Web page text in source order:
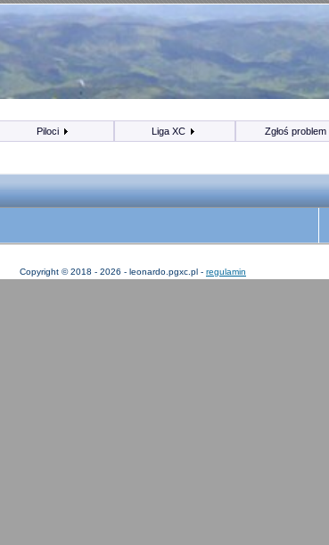
Piloci Liga XC Zgłoś problem
Copyright © 2018 - 2026 - leonardo.pgxc.pl - regulamin